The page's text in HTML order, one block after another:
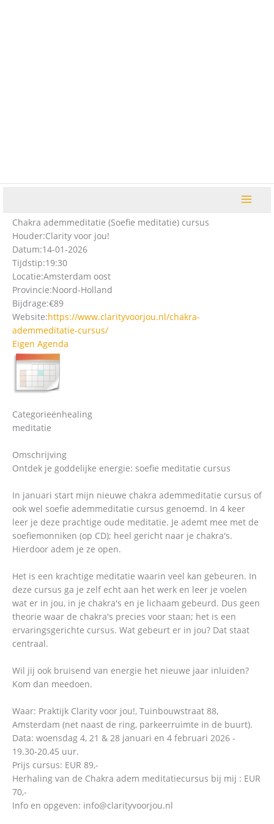
Chakra ademmeditatie (Soefie meditatie) cursus
Houder:Clarity voor jou!
Datum:14-01-2026
Tijdstip:19:30
Locatie:Amsterdam oost
Provincie:Noord-Holland
Bijdrage:€89
Website:https://www.clarityvoorjou.nl/chakra-
ademmeditatie-cursus/
Eigen Agenda
Categorieënhealing
meditatie
Omschrijving
Ontdek je goddelijke energie: soefie meditatie cursus
In januari start mijn nieuwe chakra ademmeditatie cursus of
ook wel soefie ademmeditatie cursus genoemd. In 4 keer
leer je deze prachtige oude meditatie. Je ademt mee met de
soefiemonniken (op CD); heel gericht naar je chakra's.
Hierdoor adem je ze open.
Het is een krachtige meditatie waarin veel kan gebeuren. In
deze cursus ga je zelf echt aan het werk en leer je voelen
wat er in jou, in je chakra's en je lichaam gebeurd. Dus geen
theorie waar de chakra's precies voor staan; het is een
ervaringsgerichte cursus. Wat gebeurt er in jou? Dat staat
centraal.
Wil jij ook bruisend van energie het nieuwe jaar inluiden?
Kom dan meedoen.
Waar: Praktijk Clarity voor jou!, Tuinbouwstraat 88,
Amsterdam (net naast de ring, parkeerruimte in de buurt).
Data: woensdag 4, 21 & 28 januari en 4 februari 2026 -
19.30-20.45 uur.
Prijs cursus: EUR 89,-
Herhaling van de Chakra adem meditatiecursus bij mij : EUR
70,-
Info en opgeven: info@clarityvoorjou.nl